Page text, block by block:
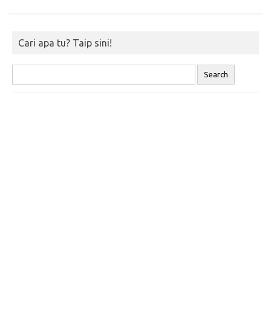
Cari apa tu? Taip sini!